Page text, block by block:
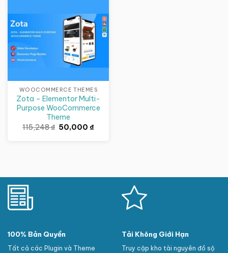
WOOCOMMERCE THEMES
Zota – Elementor Multi-
Purpose WooCommerce
Theme
115,248₫ Giá
gốc
50,000₫Giá
100% Bản Quyền
Tất cả các Plugin và Theme
Tải Không Giới Hạn
Truy cập kho tài nguyên đồ sộ